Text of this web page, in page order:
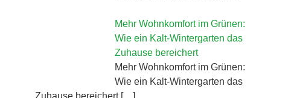
Mehr Wohnkomfort im Grünen:
Wie ein Kalt-Wintergarten das
Zuhause bereichert
Mehr Wohnkomfort im Grünen:
Wie ein Kalt-Wintergarten das
Zuhause bereichert […]